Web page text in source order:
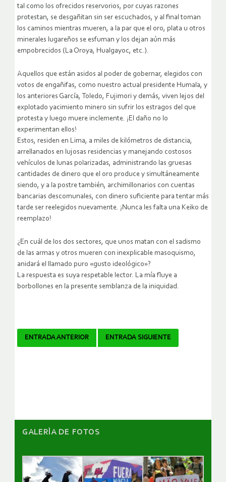
tal como los ofrecidos reservorios, por cuyas razones
protestan, se desgañitan sin ser escuchados, y al final toman
los caminos mientras mueren, a la par que el oro, plata u otros
minerales lugareños se esfuman y los dejan aún más
empobrecidos (La Oroya, Hualgayoc, etc.).
Aquellos que están asidos al poder de gobernar, elegidos con
votos de engañifas, como nuestro actual presidente Humala, y
los anteriores García, Toledo, Fujimori y demás, viven lejos del
explotado yacimiento minero sin sufrir los estragos del que
protesta y luego muere inclemente. ¡El daño no lo
experimentan ellos!
Estos, residen en Lima, a miles de kilómetros de distancia,
arrellanados en lujosas residencias y manejando costosos
vehículos de lunas polarizadas, administrando las gruesas
cantidades de dinero que el oro produce y simultáneamente
siendo, y a la postre también, archimillonarios con cuentas
bancarias descomunales, con dinero suficiente para tentar más
tarde ser reelegidos nuevamente. ¡Nunca les falta una Keiko de
reemplazo!
¿En cuál de los dos sectores, que unos matan con el sadismo
de las armas y otros mueren con inexplicable masoquismo,
anidará el llamado puro «gusto ideológico»?
La respuesta es suya respetable lector. La mía fluye a
borbollones en la presente semblanza de la iniquidad.
Navegador
ENTRADA ANTERIOR ENTRADA SIGUIENTE
GALERÌA DE FOTOS